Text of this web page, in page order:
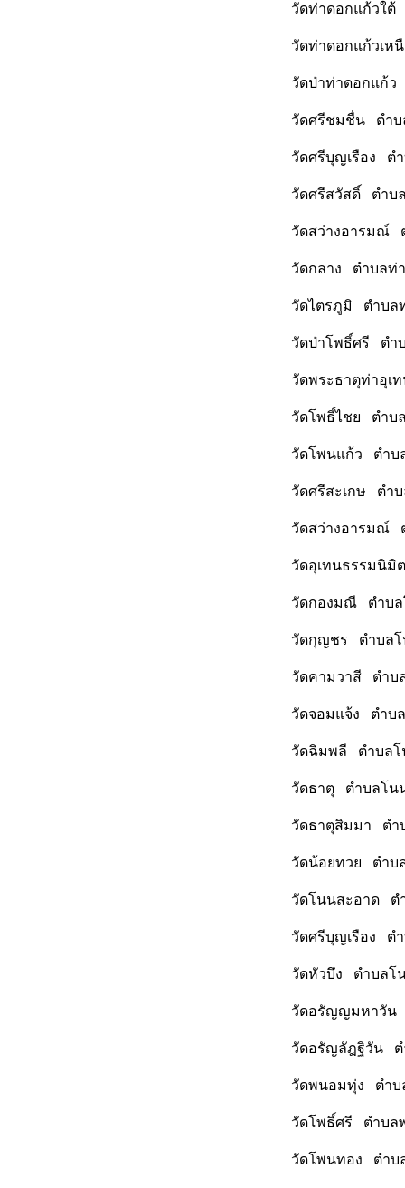
วัดท่าดอกแก้วใต้
วัดท่าดอกแก้วเห
วัดป่าท่าดอกแก้ว
วัดศรีชมชื่น ตำบ
วัดศรีบุญเรือง ต
วัดศรีสวัสดิ์ ตำบ
วัดสว่างอารมณ์
วัดกลาง ตำบลท่
วัดไตรภูมิ ตำบล
วัดป่าโพธิ์ศรี ตำ
วัดพระธาตุท่าอุเ
วัดโพธิ์ไชย ตำบ
วัดโพนแก้ว ตำบ
วัดศรีสะเกษ ตำ
วัดสว่างอารมณ์
วัดอุเทนธรรมนิมิ
วัดกองมณี ตำบล
วัดกุญชร ตำบลโ
วัดคามวาสี ตำบ
วัดจอมแจ้ง ตำบ
วัดฉิมพลี ตำบลโ
วัดธาตุ ตำบลโน
วัดธาตุสิมมา ตำ
วัดน้อยทวย ตำบ
วัดโนนสะอาด ต
วัดศรีบุญเรือง ต
วัดหัวบึง ตำบลโ
วัดอรัญญมหาวัน
วัดอรัญลัฎฐิวัน ต
วัดพนอมทุ่ง ตำบ
วัดโพธิ์ศรี ตำบล
วัดโพนทอง ตำบ